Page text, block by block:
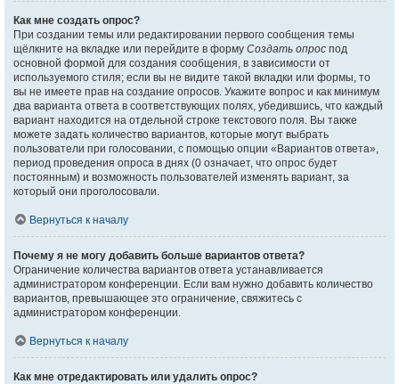
Как мне создать опрос?
При создании темы или редактировании первого сообщения темы
щёлкните на вкладке или перейдите в форму Создать опрос под
основной формой для создания сообщения, в зависимости от
используемого стиля; если вы не видите такой вкладки или формы, то
вы не имеете прав на создание опросов. Укажите вопрос и как минимум
два варианта ответа в соответствующих полях, убедившись, что каждый
вариант находится на отдельной строке текстового поля. Вы также
можете задать количество вариантов, которые могут выбрать
пользователи при голосовании, с помощью опции «Вариантов ответа»,
период проведения опроса в днях (0 означает, что опрос будет
постоянным) и возможность пользователей изменять вариант, за
который они проголосовали.
Вернуться к началу
Почему я не могу добавить больше вариантов ответа?
Ограничение количества вариантов ответа устанавливается
администратором конференции. Если вам нужно добавить количество
вариантов, превышающее это ограничение, свяжитесь с
администратором конференции.
Вернуться к началу
Как мне отредактировать или удалить опрос?